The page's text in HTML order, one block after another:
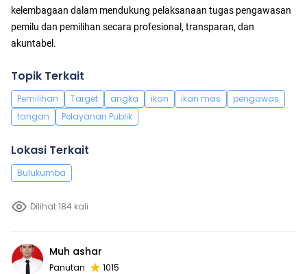
kelembagaan dalam mendukung pelaksanaan tugas pengawasan
pemilu dan pemilihan secara profesional, transparan, dan
akuntabel.
Topik Terkait
Pemilihan Target angka ikan ikan mas
pengawas
tangan
Pelayanan Publik
Lokasi Terkait
Bulukumba
Dilihat 184 kali
Muh ashar
Panutan 1015